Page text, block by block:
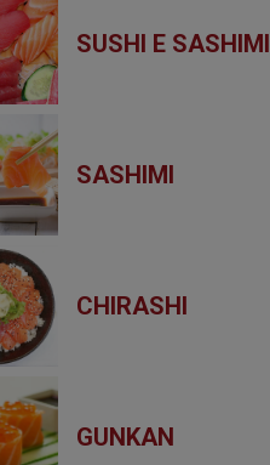
SUSHI E SASHIMI
SASHIMI
CHIRASHI
GUNKAN